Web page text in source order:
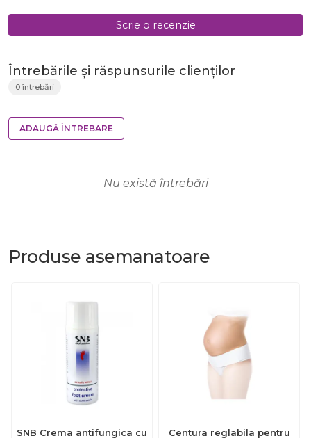
Scrie o recenzie
Întrebările și răspunsurile clienților
0 întrebări
ADAUGĂ ÎNTREBARE
Nu există întrebări
Produse asemanatoare
SNB Crema antifungica cu
Centura reglabila pentru